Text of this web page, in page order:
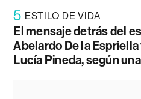
5 ESTILO DE VIDA
El mensaje detrás del
Abelardo De la Espriella
Lucía Pineda, según